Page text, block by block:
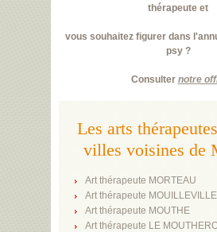
thérapeute et
vous souhaitez figurer dans
psy ?
Consulter notre
Les arts
villes voisines de
Art thérapeute MORTEAU
Art thérapeute
Art thérapeute MOUTHE
Art thérapeute LE